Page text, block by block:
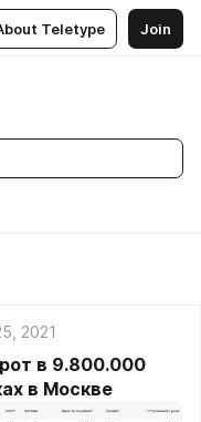
Teletype Join
2021
в 9.800.000
в Москве